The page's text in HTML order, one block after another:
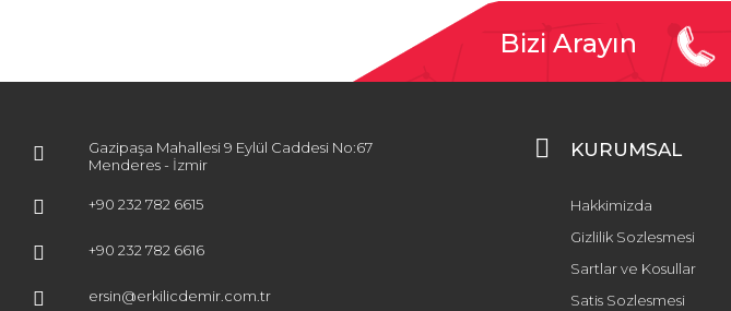
Bizi Arayın
Gazipaşa Mahallesi 9 Eylül Caddesi No:67
Menderes - İzmir
+90 232 782 6615
+90 232 782 6616
ersin@erkilicdemir.com.tr
KURUMSAL
Hakkimizda
Gizlilik Sozlesmesi
Sartlar ve Kosullar
Satis Sozlesmesi